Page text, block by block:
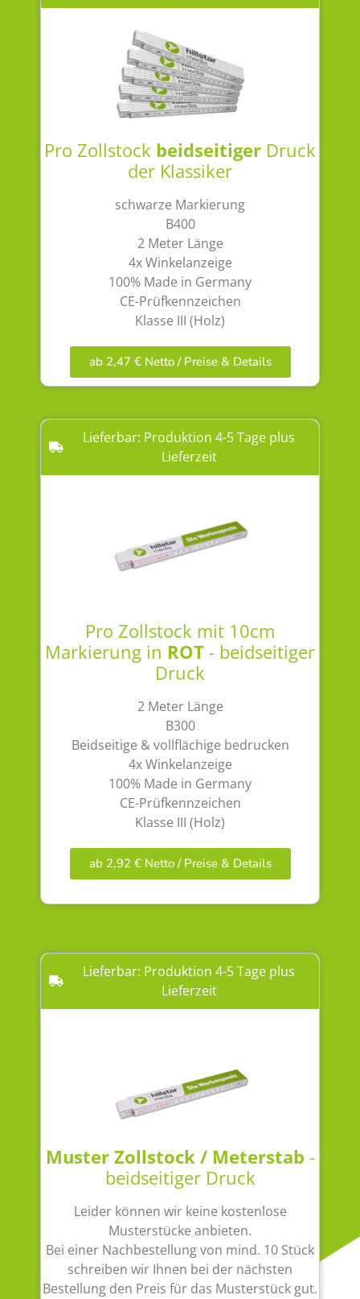
Pro Zollstock beidseitiger Druck
der Klassiker
schwarze Markierung
B400
2 Meter Länge
4x Winkelanzeige
100% Made in Germany
CE-Prüfkennzeichen
Klasse III (Holz)
ab 2,47 € Netto / Preise & Details
Lieferbar: Produktion 4-5 Tage plus
Lieferzeit
Pro Zollstock mit 10cm
Markierung in ROT- beidseitiger
Druck
2 Meter Länge
B300
Beidseitige & vollflächige bedrucken
4x Winkelanzeige
100% Made in Germany
CE-Prüfkennzeichen
Klasse III (Holz)
ab 2,92 € Netto / Preise & Details
Lieferbar: Produktion 4-5 Tage plus
Lieferzeit
Muster Zollstock / Meterstab -
beidseitiger Druck
Leider können wir keine kostenlose
Musterstücke anbieten.
Bei einer Nachbestellung von mind. 10 Stück
schreiben wir Ihnen bei der nächsten
Bestellung den Preis für das Musterstück gut.